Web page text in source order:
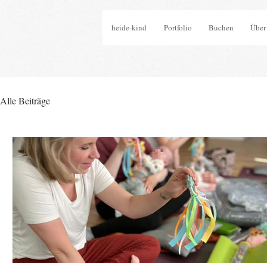
heide-kind Portfolio Buchen
Alle Beiträge